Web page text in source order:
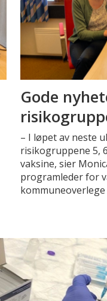
Gode
– I løpet av neste
risikogruppene 5,
vaksine, sier
programleder for